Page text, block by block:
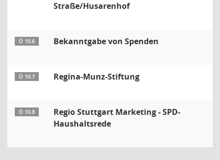
Straße/Husarenhof
Ö 10.6 Bekanntgabe von Spenden
Ö 10.7 Regina-Munz-Stiftung
Ö 10.8
Regio Stuttgart Marketing - SPD-
Haushaltsrede